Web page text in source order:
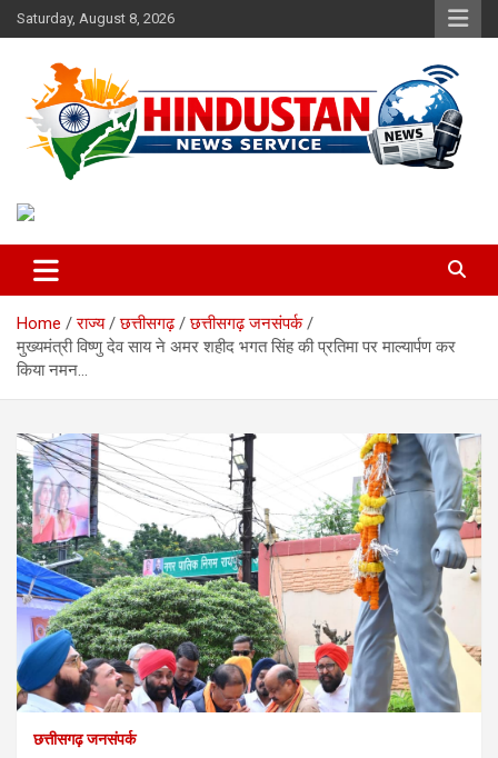
Skip
to
Saturday, August 8, 2026
Hindustan News Service
Home राज्य छत्तीसगढ़
छत्तीसगढ़ जनसंपर्क
मुख्यमंत्री विष्णु देव साय ने अमर शहीद भगत सिंह की प्रतिमा पर माल्यार्पण कर
किया नमन…
छत्तीसगढ़ जनसंपर्क